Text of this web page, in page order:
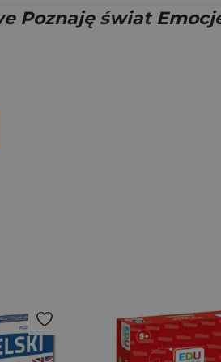
Poznaję świat